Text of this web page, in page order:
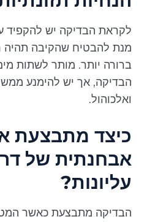
מנת להבטיח שהקיבה תהיה
ברורה יותר. מותר לשתות
הבדיקה, אך יש להימנע
ואלכוהול.
כיצד מתבצעת
אבחנתית של
עליונות?
הבדיקה מתבצעת כאשר